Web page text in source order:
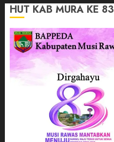
HUT KAB MURA KE 83